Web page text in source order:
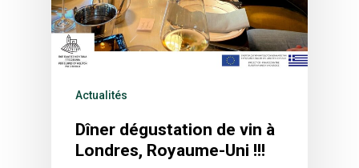
Actualités
Dîner dégustation de vin à
Londres, Royaume-Uni !!!
E:hello@themenectar.com